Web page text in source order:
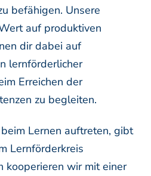
befähigen. Unsere
auf produktiven
dir dabei auf
lernförderlicher
Erreichen der
zu begleiten.
Lernen auftreten, gibt
Lernförderkreis
kooperieren wir mit einer